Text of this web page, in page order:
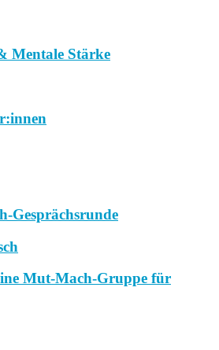
Mentale Stärke
Gesprächsrunde
Mut-Mach-Gruppe für